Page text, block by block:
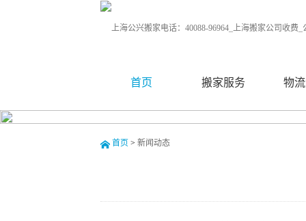
首页 搬家服务 物
首页 > 新闻动态